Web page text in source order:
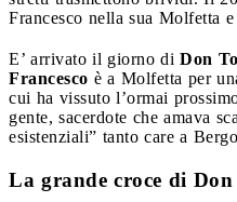
Francesco nella sua Molfetta
E’ arrivato il giorno di Don
Francesco è a Molfetta per
cui ha vissuto l’ormai
gente, sacerdote che amava
esistenziali” tanto care a
La grande croce di